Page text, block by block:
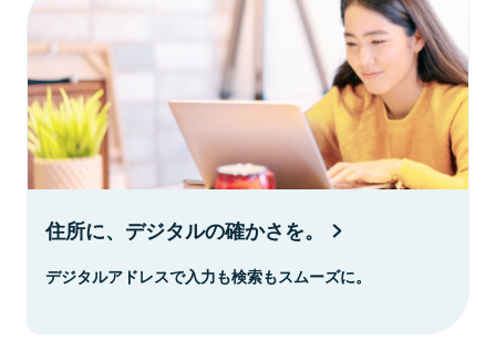
住所に、デジタルの確かさを。
デジタルアドレスで入力も検索もスムーズに。